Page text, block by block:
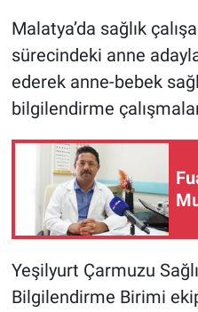
Malatya’da sağlık
sürecindeki anne
ederek anne-bebek
bilgilendirme
Yeşilyurt Çarmuzu
Bilgilendirme Birimi